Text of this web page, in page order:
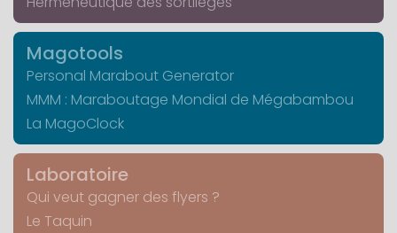
Magotools
Personal Marabout Generator
MMM : Maraboutage Mondial de Mégabambou
La MagoClock
Laboratoire
Qui veut gagner des flyers ?
Le Taquin